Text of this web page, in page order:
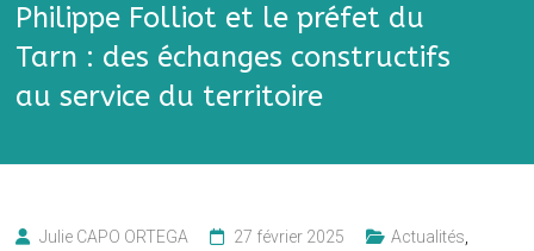
Philippe Folliot et le préfet du
Tarn : des échanges constructifs
au service du territoire
Julie CAPO ORTEGA 27 février 2025 Actualités